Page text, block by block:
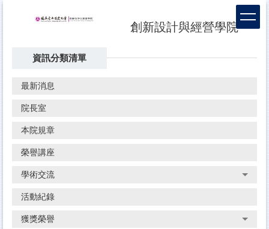
創新設計與經營學院
資訊分類清單
最新消息
院長室
本院規章
榮譽講座
學術交流
活動紀錄
獲獎榮譽